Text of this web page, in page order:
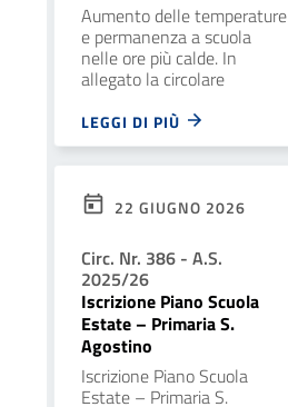
Aumento delle temperature
e permanenza a scuola
nelle ore più calde. In
allegato la circolare
LEGGI DI PIÙ
22 GIUGNO 2026
Circ. Nr. 386 - A.S.
2025/26
Iscrizione Piano Scuola
Estate – Primaria S.
Agostino
Iscrizione Piano Scuola
Estate – Primaria S.